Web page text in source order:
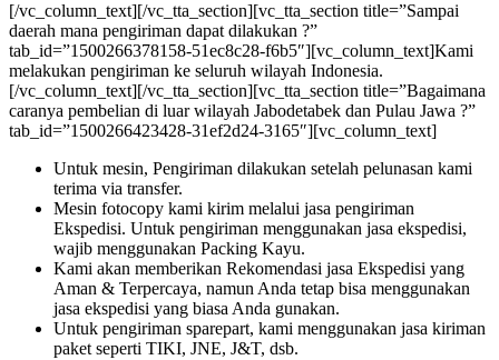
[/vc_column_text][/vc_tta_section][vc_tta_section title=”Sampai
daerah mana pengiriman dapat dilakukan ?”
tab_id=”1500266378158-51ec8c28-f6b5″][vc_column_text]Kami
melakukan pengiriman ke seluruh wilayah Indonesia.
[/vc_column_text][/vc_tta_section][vc_tta_section title=”Bagaimana
caranya pembelian di luar wilayah Jabodetabek dan Pulau Jawa ?”
tab_id=”1500266423428-31ef2d24-3165″][vc_column_text]
Untuk mesin, Pengiriman dilakukan setelah pelunasan kami
terima via transfer.
Mesin fotocopy kami kirim melalui jasa pengiriman
Ekspedisi. Untuk pengiriman menggunakan jasa ekspedisi,
wajib menggunakan Packing Kayu.
Kami akan memberikan Rekomendasi jasa Ekspedisi yang
Aman & Terpercaya, namun Anda tetap bisa menggunakan
jasa ekspedisi yang biasa Anda gunakan.
Untuk pengiriman sparepart, kami menggunakan jasa kiriman
paket seperti TIKI, JNE, J&T, dsb.